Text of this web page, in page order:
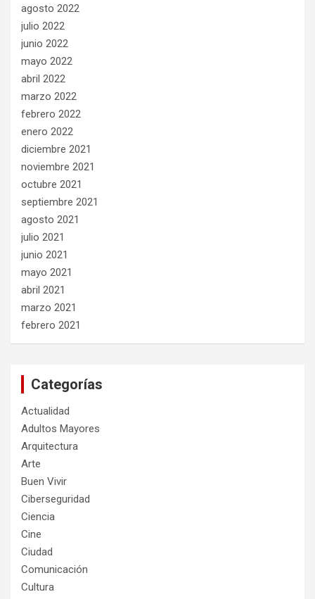
agosto 2022
julio 2022
junio 2022
mayo 2022
abril 2022
marzo 2022
febrero 2022
enero 2022
diciembre 2021
noviembre 2021
octubre 2021
septiembre 2021
agosto 2021
julio 2021
junio 2021
mayo 2021
abril 2021
marzo 2021
febrero 2021
Categorías
Actualidad
Adultos Mayores
Arquitectura
Arte
Buen Vivir
Ciberseguridad
Ciencia
Cine
Ciudad
Comunicación
Cultura